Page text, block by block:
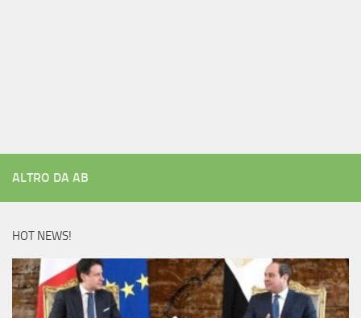
ALTRO DA AB
HOT NEWS!